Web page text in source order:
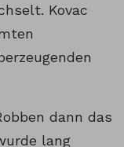
Kovac
dann das
lang